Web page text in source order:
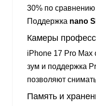
30% по
Поддержка nano
Камеры
iPhone 17 Pro Max
зум и поддержка
позволяют
Память и